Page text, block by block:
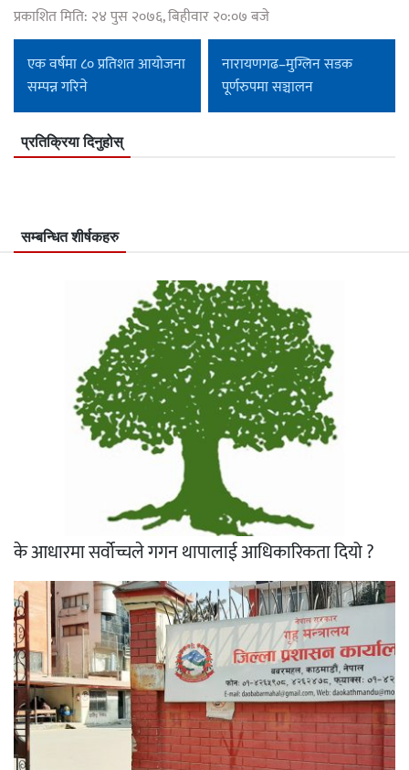
प्रकाशित मिति: २४ पुस २०७६, बिहीवार २०:०७ बजे
एक वर्षमा ८० प्रतिशत आयोजना
सम्पन्न गरिने
नारायणगढ–मुग्लिन सडक
पूर्णरुपमा सञ्चालन
प्रतिक्रिया दिनुहोस्
सम्बन्धित शीर्षकहरु
के आधारमा सर्वोच्चले गगन थापालाई आधिकारिकता दियो ?